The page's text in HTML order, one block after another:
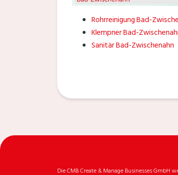
Rohrreinigung Bad-
Klempner Bad-
Sanitär Bad-Zwischenahn
Die CMB Create & Manage Businesses